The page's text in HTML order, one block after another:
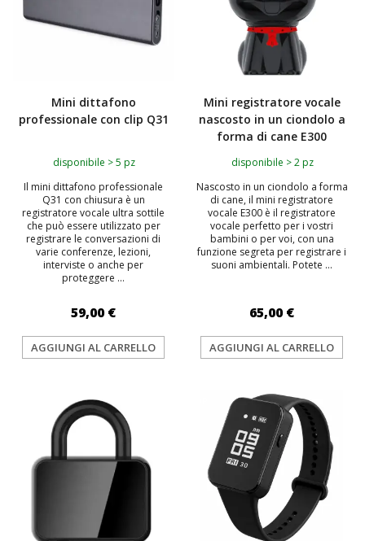
Mini dittafono
professionale con clip Q31
disponibile > 5 pz
Il mini dittafono professionale
Q31 con chiusura è un
registratore vocale ultra sottile
che può essere utilizzato per
registrare le conversazioni di
varie conferenze, lezioni,
interviste o anche per
proteggere ...
59,00 €
AGGIUNGI AL CARRELLO
Mini registratore vocale
nascosto in un ciondolo a
forma di cane E300
disponibile > 2 pz
Nascosto in un ciondolo a forma
di cane, il mini registratore
vocale E300 è il registratore
vocale perfetto per i vostri
bambini o per voi, con una
funzione segreta per registrare i
suoni ambientali. Potete ...
65,00 €
AGGIUNGI AL CARRELLO